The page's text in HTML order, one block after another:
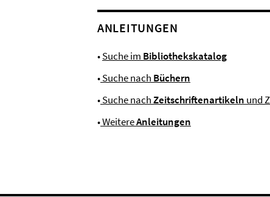
ANLEITUNGEN
•Suche im Bibliothekskatalog
•Suche nach Büchern
•Suche nachZeitschriftenartikeln und
•WeitereAnleitungen